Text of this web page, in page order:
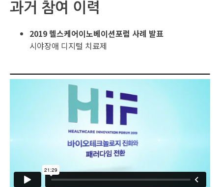
과거 참여 이력
2019 헬스케어이노베이션포럼 사례 발표
시야장애 디지털 치료제